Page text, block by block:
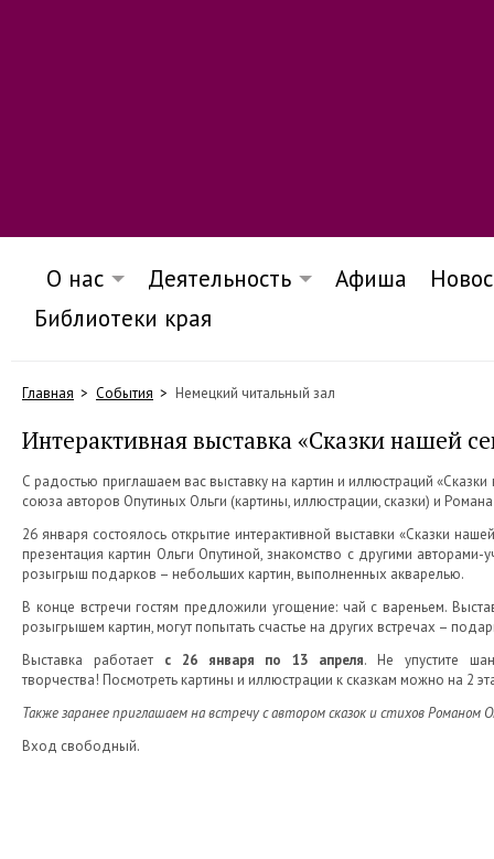
О нас Деятельность Афиша
Библиотеки края
Главная События Немецкий читальный зал
Интерактивная выставка «Сказки нашей
С радостью приглашаем вас выставку на картин и иллюстраций
союза авторов Опутиных Ольги (картины, иллюстрации, сказки) и Романа
26 января состоялось открытие интерактивной выставки «Сказки
презентация картин Ольги Опутиной, знакомство с другими
розыгрыш подарков – небольших картин, выполненных акварелью.
В конце встречи гостям предложили угощение: чай с вареньем.
розыгрышем картин, могут попытать счастье на других встречах –
Выставка работает с 26 января по 13 апреля. Не упустите
творчества! Посмотреть картины и иллюстрации к сказкам можно на 2
Также заранее приглашаем на встречу с автором сказок и стихов
Вход свободный.